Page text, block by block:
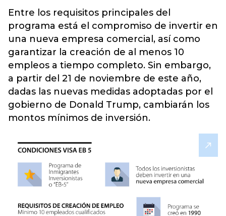
Entre los requisitos principales del
programa está el compromiso de invertir en
una nueva empresa comercial, así como
garantizar la creación de al menos 10
empleos a tiempo completo. Sin embargo,
a partir del 21 de noviembre de este año,
dadas las nuevas medidas adoptadas por el
gobierno de Donald Trump, cambiarán los
montos mínimos de inversión.